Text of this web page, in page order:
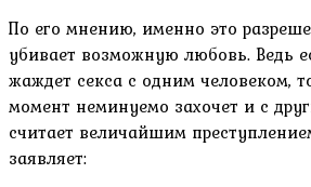
По его мнению, именно это
убивает возможную любовь. Ведь
жаждет секса с одним человеком,
момент неминуемо захочет и с
считает величайшим
заявляет: